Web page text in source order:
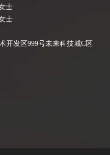
士
士
开发区999号未来科技城C区